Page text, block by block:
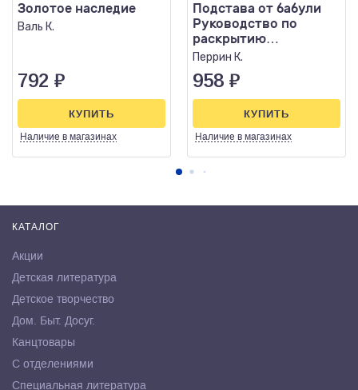
Золотое наследие
Валь К.
792 ₽
Наличие в магазинах
КУПИТЬ
Подстава от бабули
Руководство по
раскрытию
собственного
Перрин К.
958 ₽
Наличие в магазинах
КУПИТЬ
КАТАЛОГ
Акции
Детская литература
Детское творчество
Дом. Быт. Досуг.
Канцтовары
С отделениями
Специальная литература